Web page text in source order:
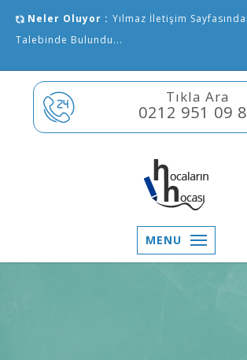
Neler Oluyor : Yılmaz İletişim
Talebinde Bulundu...
Tıkla Ara
0212 951 09
MENU